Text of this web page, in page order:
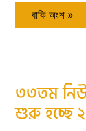
বাকি অংশ »
৩৩তম
শুরু হচ্ছে
৩৩তম
নিউইয়র্ক
আন্তর্জাতিক
বাংলা বইমেলা